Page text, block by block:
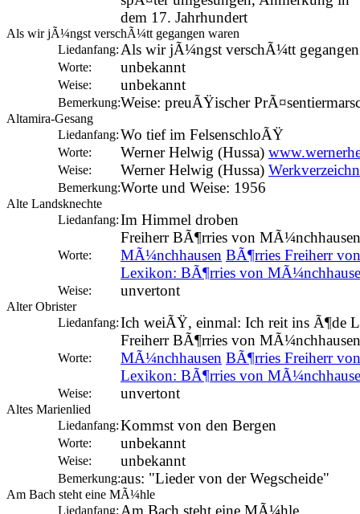
dem 17. Jahrhundert
Als wir jÃ¼ngst verschÃ¼tt gegangen waren
Liedanfang: Als wir jÃ¼ngst verschÃ¼tt
Worte: unbekannt
Weise: unbekannt
Bemerkung:Weise: preuÃŸischer
Altamira-Gesang
Liedanfang:Wo tief im FelsenschloÃŸ
Worte: Werner Helwig (Hussa)
Weise: Werner Helwig (Hussa)
Bemerkung:Worte und Weise: 1956
Alte Landsknechte
Liedanfang:Im Himmel droben
Worte:
Freiherr BÃ¶rries von
MÃ¼nchhausen BÃ¶rries Freiherr
Lexikon: BÃ¶rries von
Weise: unvertont
Alter Obrister
Liedanfang:Ich weiÃŸ, einmal: Ich reit ins Ã¶de
Worte:
Freiherr BÃ¶rries von
MÃ¼nchhausen BÃ¶rries Freiherr
Lexikon: BÃ¶rries von
Weise: unvertont
Altes Marienlied
Liedanfang:Kommst von den Bergen
Worte: unbekannt
Weise: unbekannt
Bemerkung:aus: "Lieder von der Wegscheide"
Am Bach steht eine MÃ¼hle
Liedanfang: Am Bach steht eine MÃ¼hle